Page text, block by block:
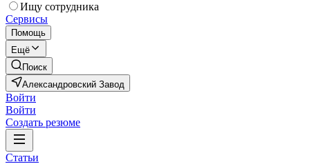
Ищу сотрудника
Сервисы
Помощь
Ещё
Поиск
Александровский Завод
Войти
Войти
Создать резюме
Статьи